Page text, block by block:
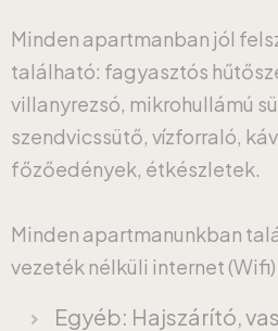
Minden apartmanban jól
található: fagyasztós
villanyrezsó, mikrohullámú
szendvicssütő, vízforraló,
főzőedények, étkészletek.
Minden apartmanunkban
vezeték nélküli internet (Wifi)
Egyéb: Hajszárító,